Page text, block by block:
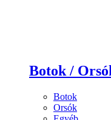
Botok /
Botok
Orsók